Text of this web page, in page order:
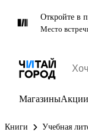
Откройте в
Место
МагазиныАкции
Книги Учебная